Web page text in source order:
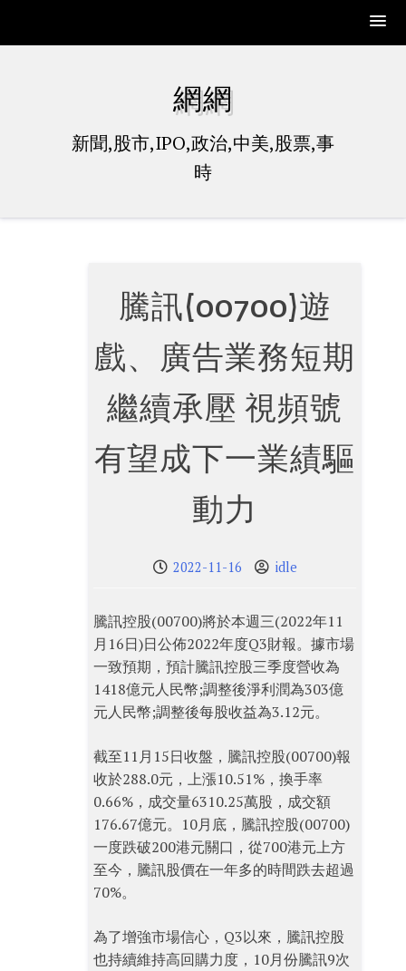
網網
新聞,股市,IPO,政治,中美,股票,事
時
騰訊(00700)遊
戲、廣告業務短期
繼續承壓 視頻號
有望成下一業績驅
動力
2022-11-16 idle
騰訊控股(00700)將於本週三(2022年11
月16日)日公佈2022年度Q3財報。據市場
一致預期，預計騰訊控股三季度營收為
1418億元人民幣;調整後淨利潤為303億
元人民幣;調整後每股收益為3.12元。
截至11月15日收盤，騰訊控股(00700)報
收於288.0元，上漲10.51%，換手率
0.66%，成交量6310.25萬股，成交額
176.67億元。10月底，騰訊控股(00700)
一度跌破200港元關口，從700港元上方
至今，騰訊股價在一年多的時間跌去超過
70%。
為了增強市場信心，Q3以來，騰訊控股
也持續維持高回購力度，10月份騰訊9次